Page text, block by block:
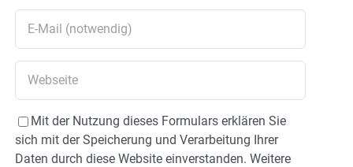
Mit der Nutzung dieses Formulars erklären Sie
sich mit der Speicherung und Verarbeitung Ihrer
Daten durch diese Website einverstanden. Weitere